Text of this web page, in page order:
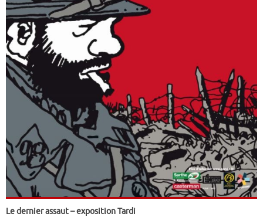
Le dernier assaut – exposition Tardi